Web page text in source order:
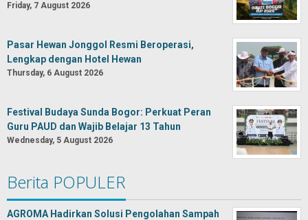
Friday, 7 August 2026
Pasar Hewan Jonggol Resmi Beroperasi,
Lengkap dengan Hotel Hewan
Thursday, 6 August 2026
Festival Budaya Sunda Bogor: Perkuat Peran
Guru PAUD dan Wajib Belajar 13 Tahun
Wednesday, 5 August 2026
Berita POPULER
AGROMA Hadirkan Solusi Pengolahan Sampah